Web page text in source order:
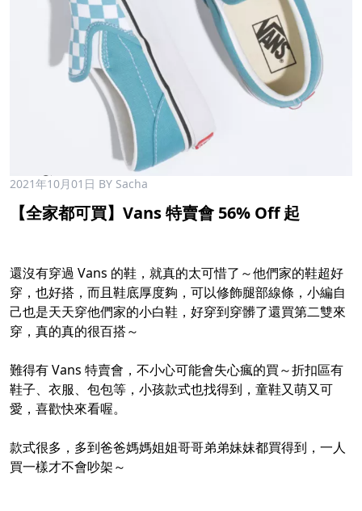
2021年10月01日 BY Sacha
【全家都可買】Vans 特賣會 56% Off 起
還沒有穿過 Vans 的鞋，就真的太可惜了～他們家的鞋超好
穿，也好搭，而且鞋底厚度夠，可以修飾腿部線條，小編自
己也是天天穿他們家的小白鞋，好穿到穿髒了還買第二雙來
穿，真的真的很百搭～
難得有 Vans 特賣會，不小心可能會失心瘋的買～折扣區有
鞋子、衣服、包包等，小孩款式也找得到，童鞋又萌又可
愛，喜歡快來看喔。
款式很多，多到爸爸媽媽姐姐哥哥弟弟妹妹都買得到，一人
買一樣才不會吵架～